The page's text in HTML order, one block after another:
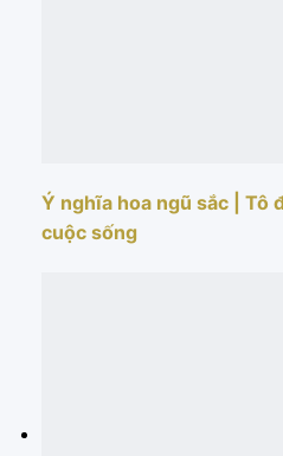
Ý nghĩa hoa ngũ sắc | Tô
cuộc sống